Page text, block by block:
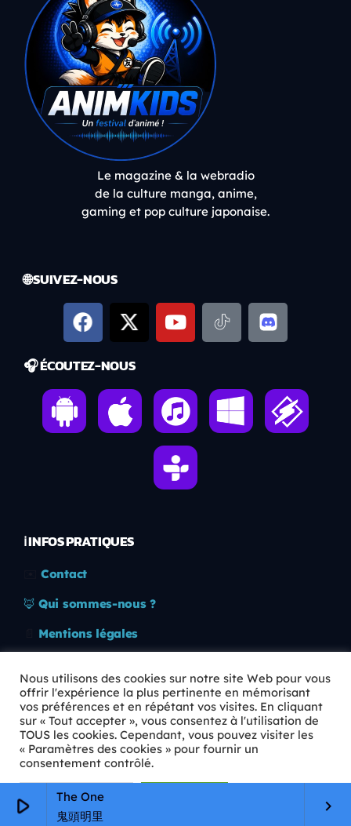
play_arrow
The One
鬼頭明里
keyboard_arrow_right
Le magazine & la webradio
de la culture manga, anime,
gaming et pop culture japonaise.
🌐 SUIVEZ-NOUS
🎧 ÉCOUTEZ-NOUS
ℹ️ INFOS PRATIQUES
Contact
🦊 Qui sommes-nous ?
Mentions légales
🛡️ RGPD
Copyright © 2026 Animkids. Tous droits réservés.
Nous utilisons des cookies sur notre site Web pour vous
offrir l'expérience la plus pertinente en mémorisant
vos préférences et en répétant vos visites. En cliquant
sur « Tout accepter », vous consentez à l'utilisation de
TOUS les cookies. Cependant, vous pouvez visiter les
« Paramètres des cookies » pour fournir un
consentement contrôlé.
Paramètres Cookie